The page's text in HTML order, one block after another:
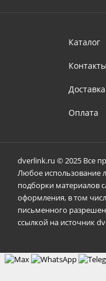
Каталог
Контакты
Доставка
Оплата
dverlink.ru © 2025 Все
Любое использование
подборки материалов
оформления, в том
письменного
ссылкой на источник